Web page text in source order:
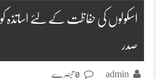
اسکولوں کی حفاظت کے لئے اساتذہ کو
صدر
admin